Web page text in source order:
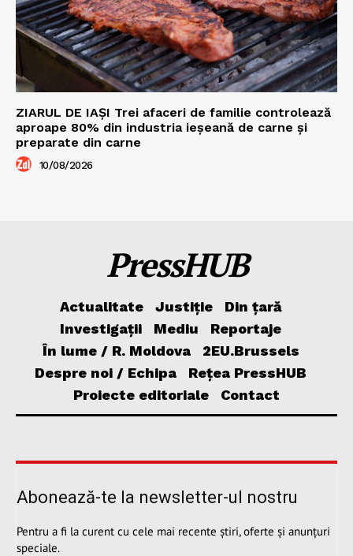
ZIARUL DE IAȘI Trei afaceri de familie controlează
aproape 80% din industria ieșeană de carne și
preparate din carne
10/08/2026
PressHUB
Actualitate Justiție
Din țară
Investigații
Mediu
Reportaje
În lume / R. Moldova
2EU.Brussels
Despre noi / Echipa
Rețea PressHUB
Proiecte editoriale
Contact
Abonează-te la newsletter-ul nostru
Pentru a fi la curent cu cele mai recente știri, oferte și anunțuri
speciale.